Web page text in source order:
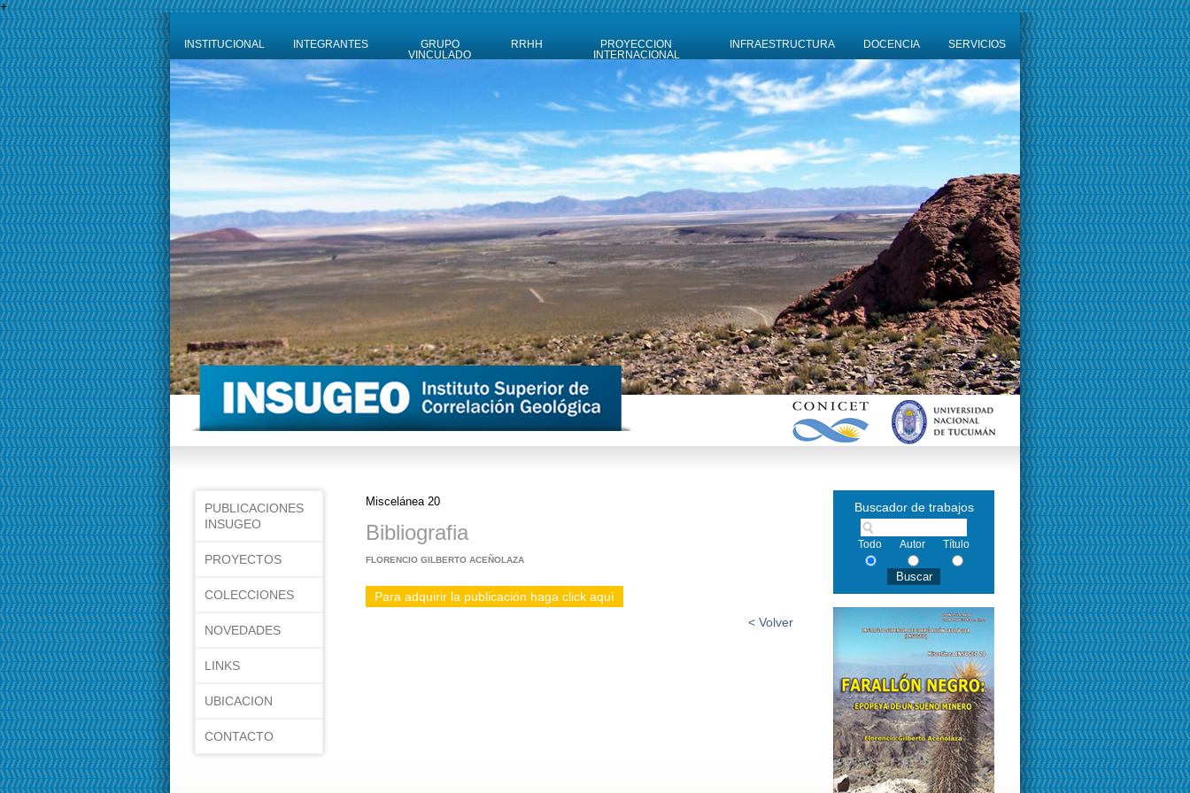
+
INSTITUCIONAL INTEGRANTES
GRUPO
VINCULADO
RRHH
PROYECCION
INTERNACIONAL
INFRAESTRUCTURA DOCENCIA SERVICIOS
PUBLICACIONES
INSUGEO
PROYECTOS
COLECCIONES
NOVEDADES
LINKS
UBICACION
CONTACTO
Miscelánea 20
Bibliografia
FLORENCIO GILBERTO ACEÑOLAZA
Para adquirir la publicación haga click aquí
< Volver
Buscador de trabajos
Todo Autor Título